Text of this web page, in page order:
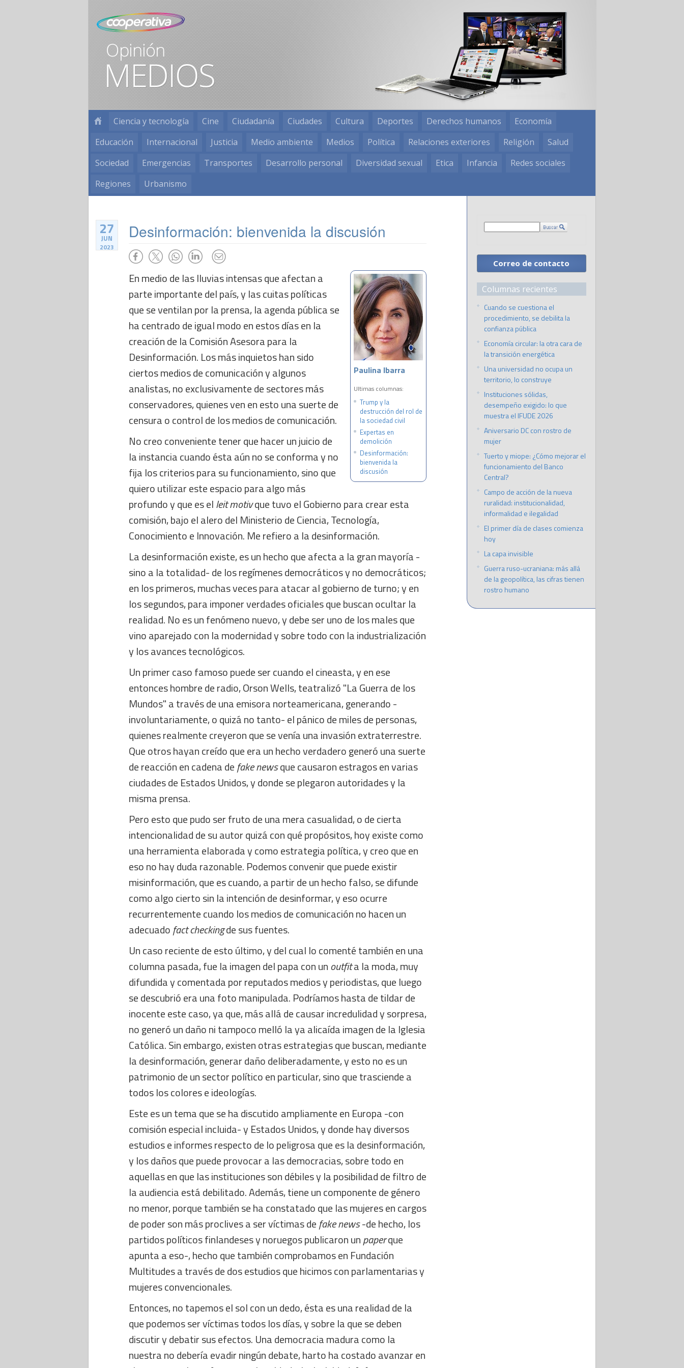
Ciencia y tecnología Cine Ciudadanía Ciudades Cultura Deportes Derechos humanos
Economía
Educación
Internacional Justicia Medio ambiente Medios Política Relaciones exteriores Religión
Salud
Sociedad
Emergencias Transportes Desarrollo personal Diversidad sexual Etica Infancia
Redes sociales
Regiones
Urbanismo
27
JUN
2023
Desinformación: bienvenida la discusión
Paulina Ibarra
Ultimas columnas:
Trump y la
destrucción del rol de
la sociedad civil
Expertas en
demolición
Desinformación:
bienvenida la
discusión
En medio de las lluvias intensas que afectan a
parte importante del país, y las cuitas políticas
que se ventilan por la prensa, la agenda pública se
ha centrado de igual modo en estos días en la
creación de la Comisión Asesora para la
Desinformación. Los más inquietos han sido
ciertos medios de comunicación y algunos
analistas, no exclusivamente de sectores más
conservadores, quienes ven en esto una suerte de
censura o control de los medios de comunicación.
No creo conveniente tener que hacer un juicio de
la instancia cuando ésta aún no se conforma y no
fija los criterios para su funcionamiento, sino que
quiero utilizar este espacio para algo más
profundo y que es elleit motivque tuvo el Gobierno para crear esta
comisión, bajo el alero del Ministerio de Ciencia, Tecnología,
Conocimiento e Innovación. Me refiero a la desinformación.
La desinformación existe, es un hecho que afecta a la gran mayoría -
sino a la totalidad- de los regímenes democráticos y no democráticos;
en los primeros, muchas veces para atacar al gobierno de turno; y en
los segundos, para imponer verdades oficiales que buscan ocultar la
realidad. No es un fenómeno nuevo, y debe ser uno de los males que
vino aparejado con la modernidad y sobre todo con la industrialización
y los avances tecnológicos.
Un primer caso famoso puede ser cuando el cineasta, y en ese
entonces hombre de radio, Orson Wells, teatralizó "La Guerra de los
Mundos" a través de una emisora norteamericana, generando -
involuntariamente, o quizá no tanto- el pánico de miles de personas,
quienes realmente creyeron que se venía una invasión extraterrestre.
Que otros hayan creído que era un hecho verdadero generó una suerte
de reacción en cadena defake newsque causaron estragos en varias
ciudades de Estados Unidos, y donde se plegaron autoridades y la
misma prensa.
Pero esto que pudo ser fruto de una mera casualidad, o de cierta
intencionalidad de su autor quizá con qué propósitos, hoy existe como
una herramienta elaborada y como estrategia política, y creo que en
eso no hay duda razonable. Podemos convenir que puede existir
misinformación, que es cuando, a partir de un hecho falso, se difunde
como algo cierto sin la intención de desinformar, y eso ocurre
recurrentemente cuando los medios de comunicación no hacen un
adecuadofact checkingde sus fuentes.
Un caso reciente de esto último, y del cual lo comenté también en una
columna pasada, fue la imagen del papa con unoutfita la moda, muy
difundida y comentada por reputados medios y periodistas, que luego
se descubrió era una foto manipulada. Podríamos hasta de tildar de
inocente este caso, ya que, más allá de causar incredulidad y sorpresa,
no generó un daño ni tampoco melló la ya alicaída imagen de la Iglesia
Católica. Sin embargo, existen otras estrategias que buscan, mediante
la desinformación, generar daño deliberadamente, y esto no es un
patrimonio de un sector político en particular, sino que trasciende a
todos los colores e ideologías.
Este es un tema que se ha discutido ampliamente en Europa -con
comisión especial incluida- y Estados Unidos, y donde hay diversos
estudios e informes respecto de lo peligrosa que es la desinformación,
y los daños que puede provocar a las democracias, sobre todo en
aquellas en que las instituciones son débiles y la posibilidad de filtro de
la audiencia está debilitado. Además, tiene un componente de género
no menor, porque también se ha constatado que las mujeres en cargos
de poder son más proclives a ser víctimas defake news-de hecho, los
partidos políticos finlandeses y noruegos publicaron unpaperque
apunta a eso-, hecho que también comprobamos en Fundación
Multitudes a través de dos estudios que hicimos con parlamentarias y
mujeres convencionales.
Entonces, no tapemos el sol con un dedo, ésta es una realidad de la
que podemos ser víctimas todos los días, y sobre la que se deben
discutir y debatir sus efectos. Una democracia madura como la
nuestra no debería evadir ningún debate, harto ha costado avanzar en
Correo de contacto
Columnas recientes
Cuando se cuestiona el
procedimiento, se debilita la
confianza pública
Economía circular: la otra cara de
la transición energética
Una universidad no ocupa un
territorio, lo construye
Instituciones sólidas,
desempeño exigido: lo que
muestra el IFUDE 2026
Aniversario DC con rostro de
mujer
Tuerto y miope: ¿Cómo mejorar el
funcionamiento del Banco
Central?
Campo de acción de la nueva
ruralidad: institucionalidad,
informalidad e ilegalidad
El primer día de clases comienza
hoy
La capa invisible
Guerra ruso-ucraniana: más allá
de la geopolítica, las cifras tienen
rostro humano